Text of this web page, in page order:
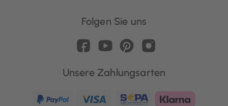
Folgen Sie uns
Unsere Zahlungsarten